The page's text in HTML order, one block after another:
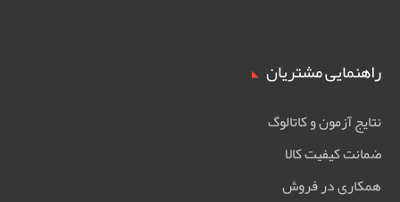
راهنمایی مشتریان
نتایج آزمون و کاتالوگ
ضمانت کیفیت کالا
همکاری در فروش